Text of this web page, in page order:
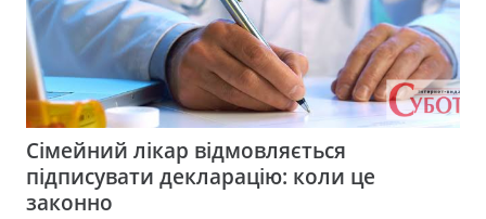
Сімейний лікар відмовляється
підписувати декларацію: коли це
законно